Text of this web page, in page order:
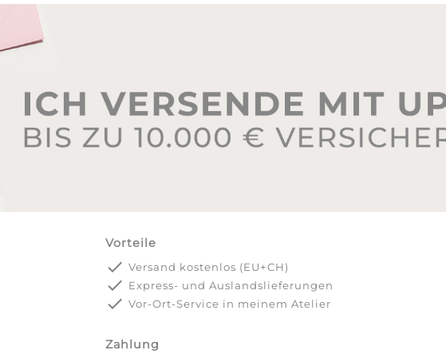
Vorteile
done Versand kostenlos (EU+CH)
done Express- und Auslandslieferungen
done Vor-Ort-Service in meinem Atelier
Zahlung